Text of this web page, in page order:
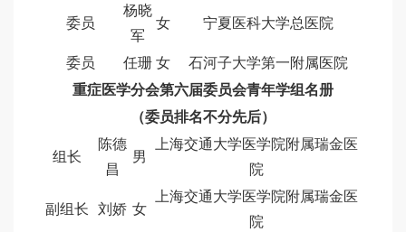
委员
杨晓
军
女 宁夏医科大学总医院
委员 任珊 女
石河子大学第一附属医院
重症医学分会第六届委员会青年学组名册
（委员排名不分先后）
组长
陈德
昌
男
上海交通大学医学院附属瑞金医
院
副组长 刘娇 女
上海交通大学医学院附属瑞金医
院